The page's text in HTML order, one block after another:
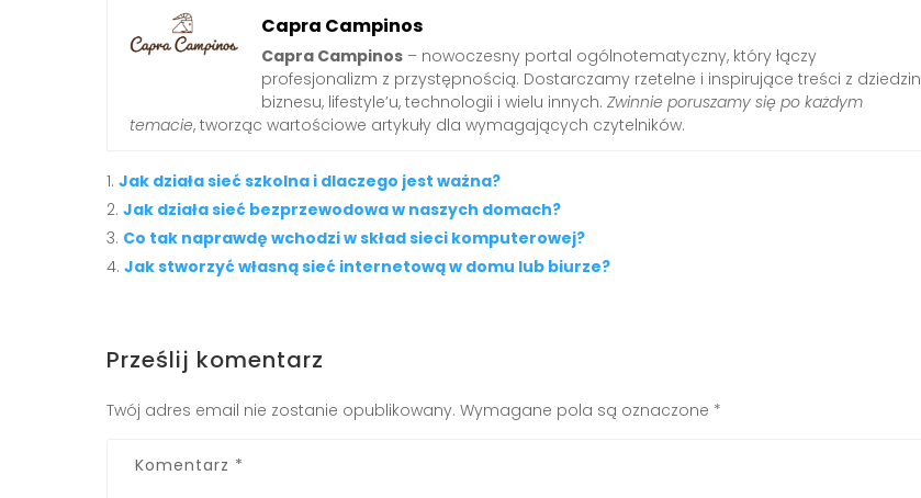
Capra Campinos
Capra Campinos – nowoczesny portal ogólnotematyczny, który łączy
profesjonalizm z przystępnością. Dostarczamy rzetelne i inspirujące treści z dziedzin
biznesu, lifestyle’u, technologii i wielu innych. Zwinnie poruszamy się po każdym
temacie, tworząc wartościowe artykuły dla wymagających czytelników.
Jak działa sieć szkolna i dlaczego jest ważna?
Jak działa sieć bezprzewodowa w naszych domach?
Co tak naprawdę wchodzi w skład sieci komputerowej?
Jak stworzyć własną sieć internetową w domu lub biurze?
Prześlij komentarz
Twój adres email nie zostanie opublikowany. Wymagane pola są oznaczone *